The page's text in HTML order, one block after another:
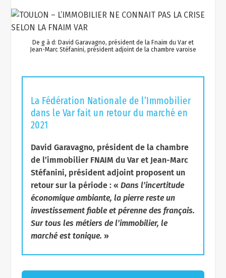
De g à d: David Garavagno, président de la Fnaim du Var et
Jean-Marc Stéfanini, président adjoint de la chambre varoise
La Fédération Nationale de l’Immobilier
dans le Var fait un retour du marché en
2021
David Garavagno, président de la chambre
de l’immobilier FNAIM du Var et Jean-Marc
Stéfanini, président adjoint proposent un
retour sur la période : « Dans l’incertitude
économique ambiante, la pierre reste un
investissement fiable et pérenne des français.
Sur tous les métiers de l’immobilier, le
marché est tonique. »